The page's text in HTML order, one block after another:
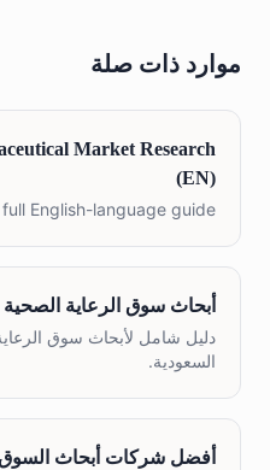
موارد ذات صلة
Market Research
(EN)
English-language guide.
أبحاث سوق الرعاية الصحية
دليل شامل لأبحاث سوق
السعودية.
أفضل شركات أبحاث